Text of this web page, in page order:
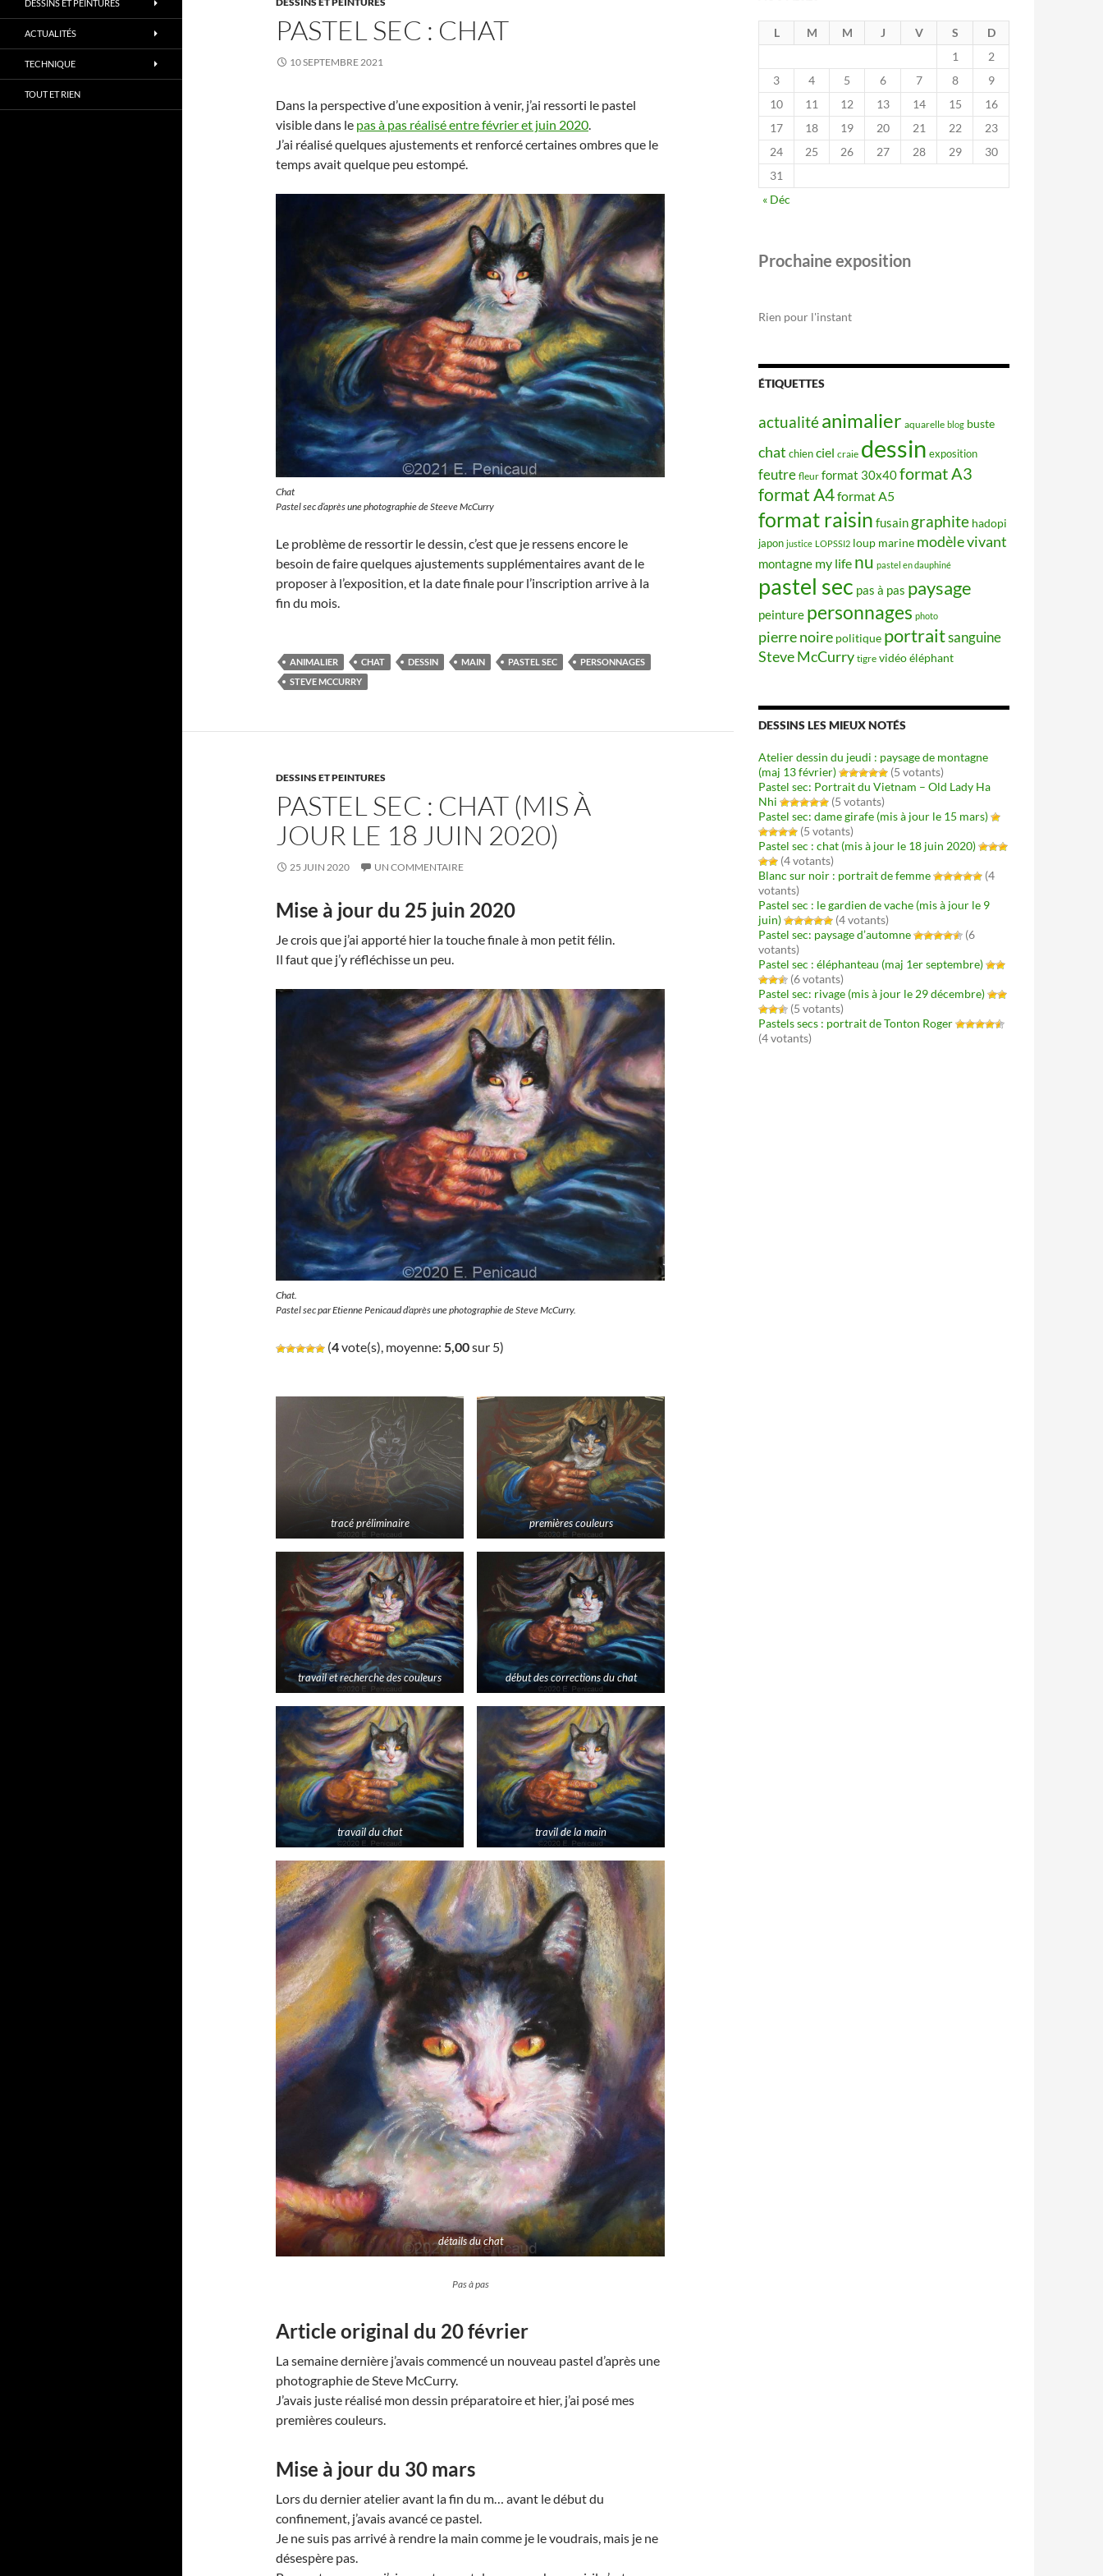
PASTEL SEC : CHAT
10 SEPTEMBRE 2021
Dans la perspective d’une exposition à venir, j’ai ressorti le pastel
visible dans le pas à pas réalisé entre février et juin 2020.
J’ai réalisé quelques ajustements et renforcé certaines ombres que le
temps avait quelque peu estompé.
Chat
Pastel sec d’après une photographie de Steeve McCurry
Le problème de ressortir le dessin, c’est que je ressens encore le
besoin de faire quelques ajustements supplémentaires avant de le
proposer à l’exposition, et la date finale pour l’inscription arrive à la
fin du mois.
ANIMALIER CHAT DESSIN MAIN PASTEL SEC
PERSONNAGES
STEVE MCCURRY
DESSINS ET PEINTURES
PASTEL SEC : CHAT (MIS À
JOUR LE 18 JUIN 2020)
25 JUIN 2020 UN COMMENTAIRE
Mise à jour du 25 juin 2020
Je crois que j’ai apporté hier la touche finale à mon petit félin.
Il faut que j’y réfléchisse un peu.
Chat.
Pastel sec par Etienne Penicaud d’après une photographie de Steve McCurry.
(4vote(s), moyenne: 5,00sur 5)
tracé préliminaire premières couleurs
travail et recherche des couleurs début des corrections du chat
travail du chat travil de la main
détails du chat
Pas à pas
Article original du 20 février
La semaine dernière j’avais commencé un nouveau pastel d’après une
photographie de Steve McCurry.
J’avais juste réalisé mon dessin préparatoire et hier, j’ai posé mes
premières couleurs.
Mise à jour du 30 mars
Lors du dernier atelier avant la fin du m… avant le début du
confinement, j’avais avancé ce pastel.
Je ne suis pas arrivé à rendre la main comme je le voudrais, mais je ne
désespère pas.
L M M J V S
D
1
2
3
4 5 6 7 8
9
10
11 12 13 14 15
16
17
18 19 20 21 22
23
24
25 26 27 28 29
30
31
« Déc
Prochaine exposition
Rien pour l'instant
ÉTIQUETTES
actualitéanimalier aquarelle blog buste
chat chienciel craie dessin exposition
feutre fleur format 30x40format A3
format A4format A5
format raisin fusain graphite hadopi
japon justice LOPSSI2 loup marine modèle vivant
montagne my life nu pastel en dauphiné
pastel sec pas à pas paysage
peinture personnages photo
pierre noire politique portraitsanguine
Steve McCurry tigre vidéoéléphant
DESSINS LES MIEUX NOTÉS
Atelier dessin du jeudi : paysage de montagne
(maj 13 février)
(5 votants)
Pastel sec: Portrait du Vietnam – Old Lady Ha
Nhi
(5 votants)
Pastel sec: dame girafe (mis à jour le 15 mars)
(5 votants)
Pastel sec : chat (mis à jour le 18 juin 2020)
(4 votants)
Blanc sur noir : portrait de femme
(4
votants)
Pastel sec : le gardien de vache (mis à jour le 9
juin)
(4 votants)
Pastel sec: paysage d’automne
(6
votants)
Pastel sec : éléphanteau (maj 1er septembre)
(6 votants)
Pastel sec: rivage (mis à jour le 29 décembre)
(5 votants)
Pastels secs : portrait de Tonton Roger
(4 votants)
DESSINS ET PEINTURES
ACTUALITÉS
TECHNIQUE
TOUT ET RIEN